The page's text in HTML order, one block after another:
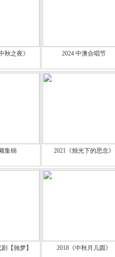
秋之夜》 2024 中澳合唱节
集锦 2021《烛光下的思念》
【驰梦】 2018《中秋月儿圆》